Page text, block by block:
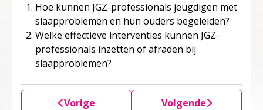
Hoe kunnen JGZ-professionals jeugdigen met
slaapproblemen en hun ouders begeleiden?
Welke effectieve interventies kunnen JGZ-
professionals inzetten of afraden bij
slaapproblemen?
Vorige Volgende